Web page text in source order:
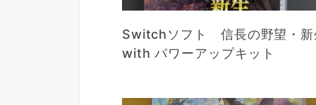
Switchソフト 信長の野望・新
with パワーアップキット